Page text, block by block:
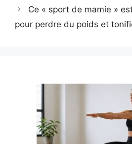
Ce « sport de mamie »
pour perdre du poids et